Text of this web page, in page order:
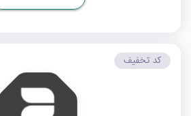
کد تخفیف